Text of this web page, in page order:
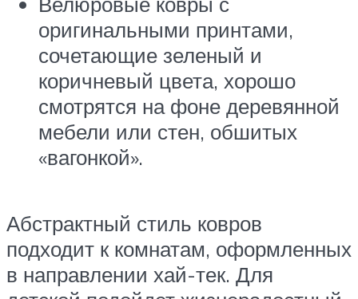
оригинальными принтами,
сочетающие зеленый и
коричневый цвета, хорошо
смотрятся на фоне деревянной
мебели или стен, обшитых
«вагонкой».
Абстрактный стиль ковров
подходит к комнатам, оформленных
в направлении хай-тек. Для